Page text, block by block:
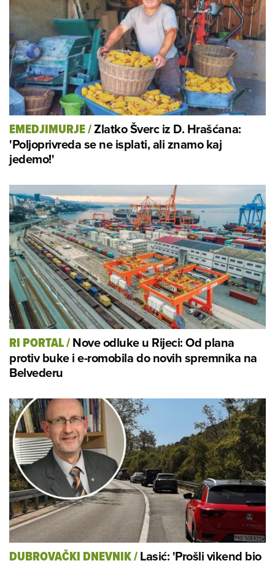
EMEDJIMURJE/Zlatko Šverc iz D. Hrašćana:
'Poljoprivreda se ne isplati, ali znamo kaj
jedemo!'
RI PORTAL/Nove odluke u Rijeci: Od plana
protiv buke i e-romobila do novih spremnika na
Belvederu
DUBROVAČKI DNEVNIK/Lasić: 'Prošli vikend bio